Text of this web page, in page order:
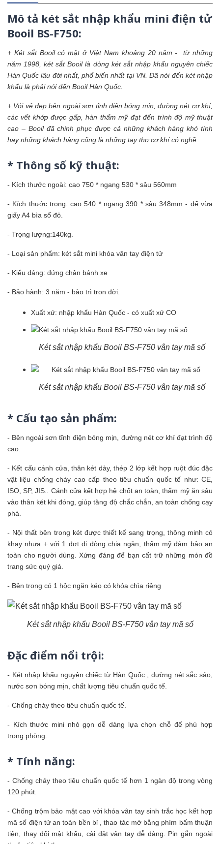
Mô tả két sắt nhập khẩu mini điện tử
Booil BS-F750:
+ Két sắt Booilcó mặt ở Việt Nam khoảng 20 năm - từ những
năm 1998,két sắtBooil là dòng két sắt nhập khẩunguyên chiếc
Hàn Quốc lâu đời nhất, phổ biến nhất tại VN. Đã nói đến két nhập
khẩu là phải nói đến Booil Hàn Quốc.
+ Với vẻ đẹp bên ngoài sơn tĩnh điện bóng mịn, đường nét cơ khí,
các vết khớp được gấp, hàn thẩm mỹ đạt đến trình độ mỹ thuật
cao – Booil đã chinh phục được cả những khách hàng khó tính
hay những khách hàng cũng là những tay thợ cơ khí có nghề.
* Thông số kỹ thuật:
- Kích thước ngoài: cao 750 * ngang 530 * sâu 560mm
- Kích thước trong: cao 540 * ngang 390 * sâu 348mm - để vừa
giấy A4 bìa sổ đỏ.
- Trọng lượng:140kg.
- Loại sản phẩm: két sắt mini khóa vân tay điện tử
- Kiểu dáng: đứng chân bánh xe
- Bảo hành: 3 năm - bảo trì trọn đời.
Xuất xứ: nhập khẩu Hàn Quốc - có xuất xứ CO
Két sắt nhập khẩu Booil BS-F750 vân tay mã số
Két sắt nhập khẩu Booil BS-F750 vân tay mã số
* Cấu tạo sản phẩm:
- Bên ngoài sơn tĩnh điện bóng mịn, đường nét cơ khí đạt trình độ
cao.
- Kết cấu cánh cửa, thân két dày, thép 2 lớp kết hợp ruột đúc đặc
vật liệu chống cháy cao cấp theo tiêu chuẩn quốc tế như: CE,
ISO, SP, JIS.. Cánh cửa kết hợp hệ chốt an toàn, thẩm mỹ ăn sâu
vào thân két khi đóng, giúp tăng độ chắc chắn, an toàn chống cạy
phá.
- Nội thất bên trong két được thiết kế sang trọng, thông minh có
khay nhựa + với 1 đợt di động chia ngăn, thẩm mỹ đảm bảo an
toàn cho người dùng. Xứng đáng để bạn cất trữ những món đồ
trang sức quý giá.
- Bên trong có 1 hộc ngăn kéo có khóa chìa riêng
Két sắt nhập khẩu Booil BS-F750 vân tay mã số
Đặc điểm nổi trội:
- Két nhập khẩu nguyên chiếc từ Hàn Quốc , đường nét sắc sảo,
nước sơn bóng mịn, chất lượng tiêu chuẩn quốc tế.
- Chống cháy theo tiêu chuẩn quốc tế.
- Kích thước mini nhỏ gọn dễ dàng lựa chọn chỗ để phù hợp
trong phòng.
* Tính năng:
- Chống cháy theo tiêu chuẩn quốc tế hơn 1 ngàn độ trong vòng
120 phút.
- Chống trộm bảo mật cao với khóa vân tay sinh trắc học kết hợp
mã số điện tử an toàn bền bỉ , thao tác mở bằng phím bấm thuận
tiện, thay đổi mật khẩu, cài đặt vân tay dễ dàng. Pin gắn ngoài